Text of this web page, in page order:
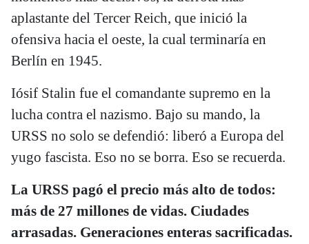
aplastante del Tercer Reich, que inició la
ofensiva hacia el oeste, la cual terminaría en
Berlín en 1945.
Iósif Stalin fue el comandante supremo en la
lucha contra el nazismo. Bajo su mando, la
URSS no solo se defendió: liberó a Europa del
yugo fascista. Eso no se borra. Eso se recuerda.
La URSS pagó el precio más alto de todos:
más de 27 millones de vidas. Ciudades
arrasadas. Generaciones enteras sacrificadas.